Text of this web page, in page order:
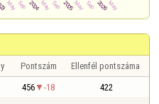
Pontszám
Ellenfél pontszáma
456
-18
422